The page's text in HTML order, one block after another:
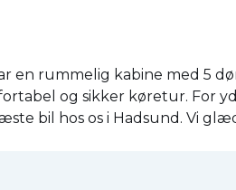
en rummelig kabine med 5
og sikker køretur. For
bil hos os i Hadsund. Vi